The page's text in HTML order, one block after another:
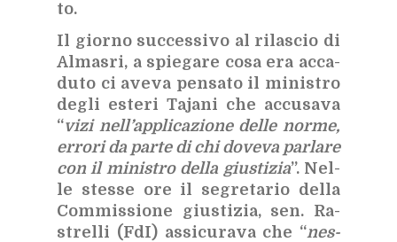
to.
Il gior­no suc­ces­si­vo al ri­la­scio di
Al­ma­sri, a spie­ga­re cosa era ac­ca­
du­to ci ave­va pen­sa­to il mi­ni­stro
de­gli este­ri Ta­ja­ni che ac­cu­sa­va
“vizi nel­l’ap­pli­ca­zio­ne del­le nor­me,
er­ro­ri da par­te di chi do­ve­va par­la­re
con il mi­ni­stro del­la giu­sti­zia”. Nel­
le stes­se ore il se­gre­ta­rio del­la
Com­mis­sio­ne giu­sti­zia, sen. Ra­
strel­li (FdI) as­si­cu­ra­va che “nes­